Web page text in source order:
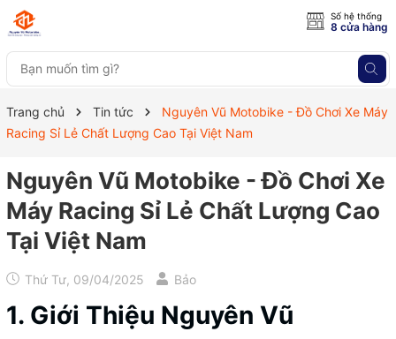
Số hệ thống
8 cửa hàng
Trang chủ Tin tức
Nguyên Vũ Motobike - Đồ Chơi Xe Máy
Racing Sỉ Lẻ Chất Lượng Cao Tại Việt Nam
Nguyên Vũ Motobike - Đồ Chơi Xe
Máy Racing Sỉ Lẻ Chất Lượng Cao
Tại Việt Nam
Thứ Tư, 09/04/2025 Bảo
1. Giới Thiệu Nguyên Vũ